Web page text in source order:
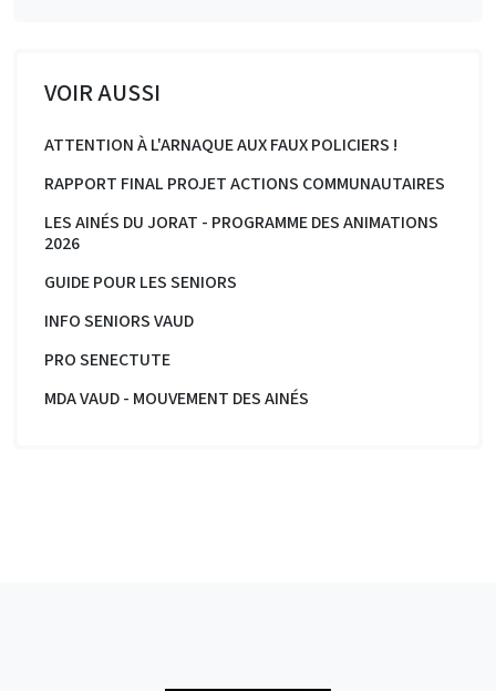
VOIR AUSSI
ATTENTION À L'ARNAQUE AUX FAUX POLICIERS !
RAPPORT FINAL PROJET ACTIONS COMMUNAUTAIRES
LES AINÉS DU JORAT - PROGRAMME DES ANIMATIONS
2026
GUIDE POUR LES SENIORS
INFO SENIORS VAUD
PRO SENECTUTE
MDA VAUD - MOUVEMENT DES AINÉS